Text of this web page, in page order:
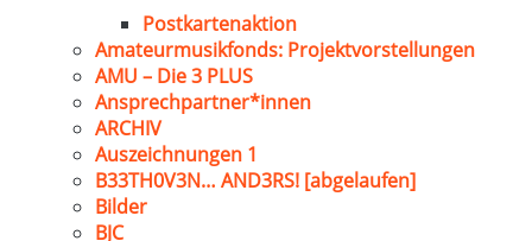
Postkartenaktion
Amateurmusikfonds: Projektvorstellungen
AMU – Die 3 PLUS
Ansprechpartner*innen
ARCHIV
Auszeichnungen 1
B33TH0V3N… AND3RS! [abgelaufen]
Bilder
BJC